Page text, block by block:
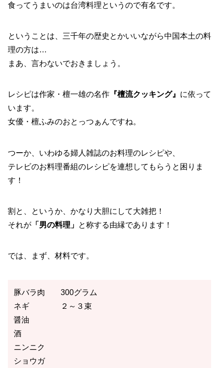
食ってうまいのは台湾料理というので有名です。
ということは、三千年の歴史とかいいながら中国本土の料
理の方は…
まあ、言わないでおきましょう。
レシピは作家・檀一雄の名作 『檀流クッキング』 に依って
います。
女優・檀ふみのおとっつぁんですね。
つーか、いわゆる婦人雑誌のお料理のレシピや、
テレビのお料理番組のレシピを連想してもらうと困りま
す！
割と、というか、かなり大胆にして大雑把！
それが 「男の料理」 と称する由縁であります！
では、まず、材料です。
豚バラ肉 300グラム
ネギ ２～３束
醤油
酒
ニンニク
ショウガ